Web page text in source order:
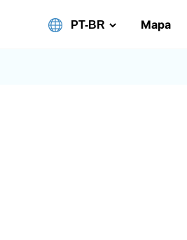
Mapa